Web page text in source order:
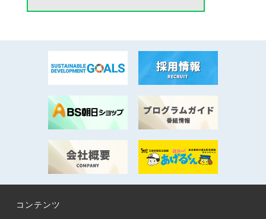
コンテンツ